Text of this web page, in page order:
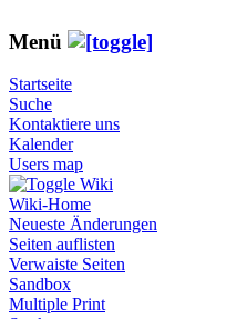
Menü
Startseite
Suche
Kontaktiere uns
Kalender
Users map
Wiki
Wiki-Home
Neueste Änderungen
Seiten auflisten
Verwaiste Seiten
Sandbox
Multiple Print